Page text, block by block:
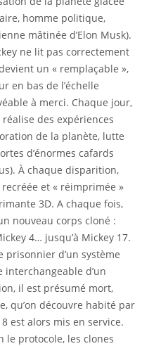
homme politique,
mâtinée d’Elon Musk).
ne lit pas correctement
un « remplaçable »,
en bas de l’échelle
à merci. Chaque jour,
des expériences
de la planète, lutte
d’énormes cafards
À chaque disparition,
et « réimprimée »
3D. A chaque fois,
nouveau corps cloné :
4… jusqu’à Mickey 17.
prisonnier d’un système
interchangeable d’un
il est présumé mort,
qu’on découvre habité par
est alors mis en service.
le protocole, les clones